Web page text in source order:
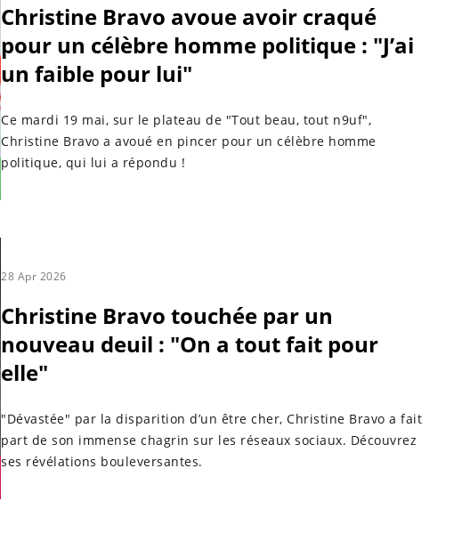
Christine Bravo avoue avoir craqué
pour un célèbre homme politique : "J’ai
un faible pour lui"
Ce mardi 19 mai, sur le plateau de "Tout beau, tout n9uf",
Christine Bravo a avoué en pincer pour un célèbre homme
politique, qui lui a répondu !
28 Apr 2026
Christine Bravo touchée par un
nouveau deuil : "On a tout fait pour
elle"
"Dévastée" par la disparition d’un être cher, Christine Bravo a fait
part de son immense chagrin sur les réseaux sociaux. Découvrez
ses révélations bouleversantes.